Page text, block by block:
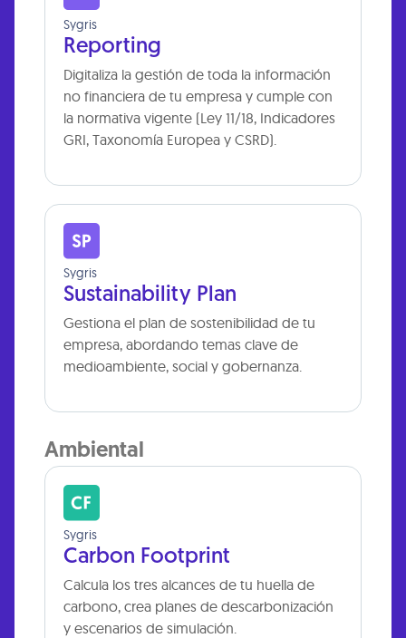
Sygris
Reporting
Digitaliza la gestión de toda la información
no financiera de tu empresa y cumple con
la normativa vigente (Ley 11/18, Indicadores
GRI, Taxonomía Europea y CSRD).
Sygris
Sustainability Plan
Gestiona el plan de sostenibilidad de tu
empresa, abordando temas clave de
medioambiente, social y gobernanza.
Ambiental
Sygris
Carbon Footprint
Calcula los tres alcances de tu huella de
carbono, crea planes de descarbonización
y escenarios de simulación.